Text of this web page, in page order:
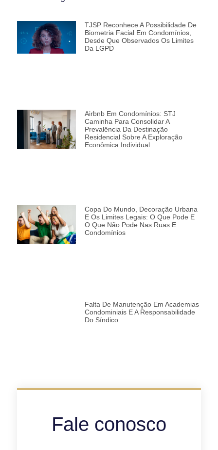
TJSP Reconhece A Possibilidade De
Biometria Facial Em Condomínios,
Desde Que Observados Os Limites
Da LGPD
Airbnb Em Condomínios: STJ
Caminha Para Consolidar A
Prevalência Da Destinação
Residencial Sobre A Exploração
Econômica Individual
Copa Do Mundo, Decoração Urbana
E Os Limites Legais: O Que Pode E
O Que Não Pode Nas Ruas E
Condomínios
Falta De Manutenção Em Academias
Condominiais E A Responsabilidade
Do Síndico
Fale conosco